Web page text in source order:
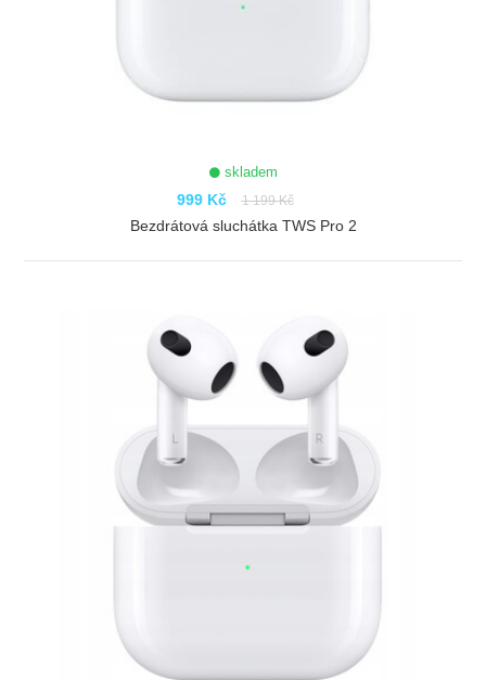
skladem
999 Kč 1 199 Kč
Bezdrátová sluchátka TWS Pro 2